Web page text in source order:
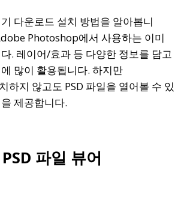
다운로드 설치 방법을 알아봅니
Photoshop에서 사용하는 이미
. 레이어/효과 등 다양한 정보를 담고
많이 활용됩니다. 하지만
하지 않고도 PSD 파일을 열어볼 수 있
제공합니다.
파일 뷰어